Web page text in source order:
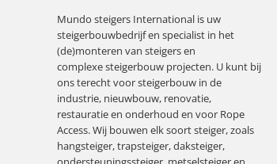
Mundo steigers International is uw
steigerbouwbedrijfen specialist in het
(de)monteren van steigers en
complexesteigerbouw projecten. U kunt bij
ons terecht voor steigerbouw in de
industrie, nieuwbouw, renovatie,
restauratie en onderhoud en voor Rope
Access. Wij bouwen elk soortsteiger, zoals
hangsteiger,trapsteiger, daksteiger,